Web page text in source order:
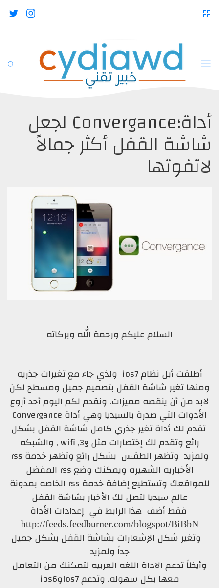
أداة؛Convergance لجعل
شاشة القفل أكثر جمالاً
لاتفوتها
السلام عليكم ورحمة الله وبركاته
أطلقت أبل نظام ios7 ولذي جاء مع تغيرات جذريه
ومنها تغير شاشة القفل بتصميم جميل ومسطح لكن
لابد من أن ينقصه مميزات. ونقدم لكم اليوم أحد أروع
الأدوات التي صدرة بالسيديا وهي أداة Convergance
تقدم لك أداة تغير جذري كامل شاشة القفل بشكل
رائع وتقدم لك إختصارات مثل wifi ,3g , والشبكه
ولمزيد وتظهر الطقس بشكل رائع وتظهر خدمة rss
الأخباريه الشهيره ويمكنك وضع rss المفضل
للمواقعك وتستطيع إضافة خدمة rss الخاصه بمدونة
عالم سيديا لتصل لك الأخبار بشاشة القفل
فقط أضف هذا الرابط في إعدادات الأداة
http://feeds.feedburner.com/blogspot/BiBbN
وتغير شكل الإشعارات بشاشة القفل بشكل جميل
جداً ولمزيد
وأيظاً تدعم الاداة اللغه العربيه لتمكنك من التعامل
معها بكل سهوله. وتدعم Ios7وios6